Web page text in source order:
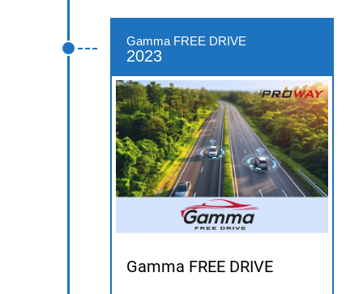
Gamma FREE DRIVE
2023
Gamma FREE DRIVE